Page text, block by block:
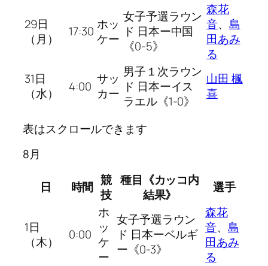
29日
（月）
17:30 ホッ
ケー
女子予選ラウン
ド 日本ー中国
《0-5》
森花
音、 島
田あみ
る
31日
（水）
4:00 サッ
カー
男子１次ラウン
ド 日本ーイス
ラエル《1-0》
山田 楓
喜
表はスクロールできます
8月
日 時間 競
技
種目《カッコ内
結果》
選手
1日
（木）
0:00
ホ
ッ
ケ
ー
女子予選ラウン
ド 日本ーベルギ
ー《0-3》
森花
音、 島
田あみ
る